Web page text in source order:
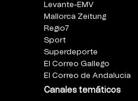
Levante-EMV
Mallorca Zeitung
Regio7
Sport
Superdeporte
El Correo Gallego
El Correo de Andalucia
Canales temáticos